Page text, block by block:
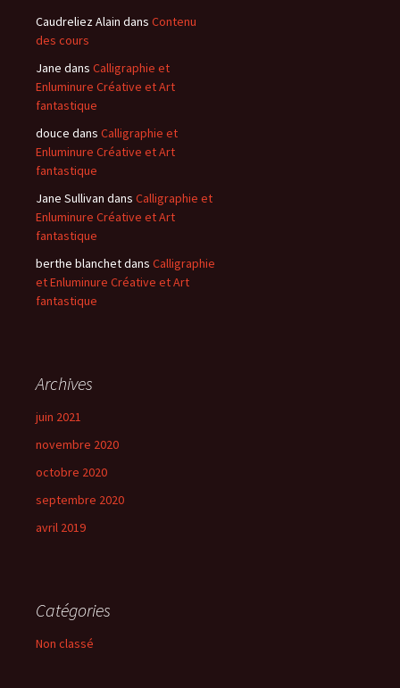
Caudreliez Alain dans Contenu
des cours
Jane dans Calligraphie et
Enluminure Créative et Art
fantastique
douce dans Calligraphie et
Enluminure Créative et Art
fantastique
Jane Sullivan dans Calligraphie et
Enluminure Créative et Art
fantastique
berthe blanchetdans Calligraphie
et Enluminure Créative et Art
fantastique
Archives
juin 2021
novembre 2020
octobre 2020
septembre 2020
avril 2019
Catégories
Non classé